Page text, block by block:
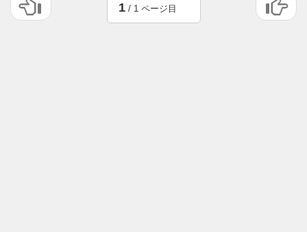
1/ 1 ページ目